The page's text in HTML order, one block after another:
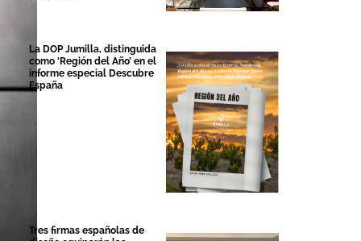
La DOP Jumilla, distinguida
como ‘Región del Año’ en el
informe especial Descubre
España
Tres firmas españolas de